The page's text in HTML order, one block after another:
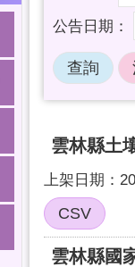
雲林縣土
上架日期：
CSV
雲林縣國